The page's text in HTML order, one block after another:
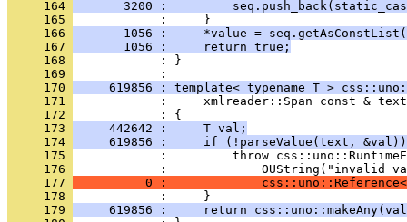
     164
3200 :
     165
     166
1056 :     *value =
     167
       1056 :     return true;
     168
            : }
     169
     170
619856 : template< typename T >
     171
     172
     173
     442642 :     T val;
     174
619856 :     if (!parseValue(text,
     175
     176
     177
0 :
     178
     179
619856 :     return